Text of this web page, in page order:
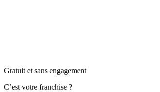
Gratuit et sans engagement
C’est votre franchise ?